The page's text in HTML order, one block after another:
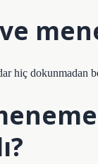
hiç dokunmadan